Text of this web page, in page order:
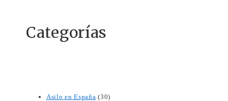
Categorías
Asilo en España (30)